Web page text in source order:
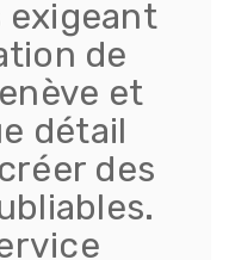
exigeant
de
et
détail
des